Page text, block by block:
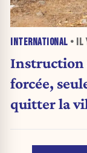
INTERNATIONAL • IL
Instruction
forcée,
quitter la